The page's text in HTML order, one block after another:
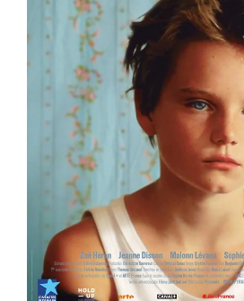
er ème ème
Voir la fiche film